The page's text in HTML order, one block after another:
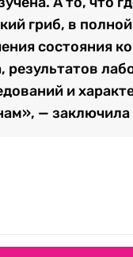
гриб, в
состояния
результатов
и
— заключила